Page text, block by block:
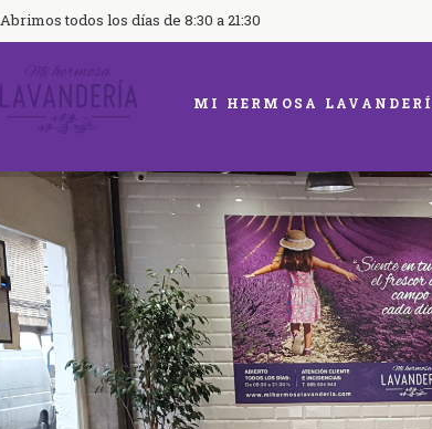
Abrimos todos los días de 8:30 a 21:30
MI HERMOSA